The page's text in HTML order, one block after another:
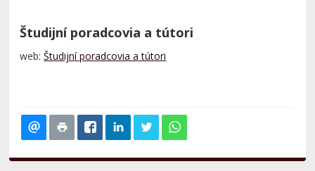
Študijní poradcovia a tútori
web:Študijní poradcovia a tútori